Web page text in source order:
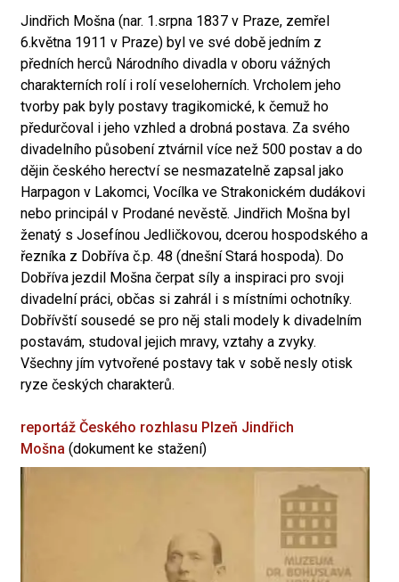
Jindřich Mošna (nar. 1.srpna 1837 v Praze, zemřel
6.května 1911 v Praze) byl ve své době jedním z
předních herců Národního divadla v oboru vážných
charakterních rolí i rolí veseloherních. Vrcholem jeho
tvorby pak byly postavy tragikomické, k čemuž ho
předurčoval i jeho vzhled a drobná postava. Za svého
divadelního působení ztvárnil více než 500 postav a do
dějin českého herectví se nesmazatelně zapsal jako
Harpagon v Lakomci, Vocílka ve Strakonickém dudákovi
nebo principál v Prodané nevěstě. Jindřich Mošna byl
ženatý s Josefínou Jedličkovou, dcerou hospodského a
řezníka z Dobříva č.p. 48 (dnešní Stará hospoda). Do
Dobříva jezdil Mošna čerpat síly a inspiraci pro svoji
divadelní práci, občas si zahrál i s místními ochotníky.
Dobřívští sousedé se pro něj stali modely k divadelním
postavám, studoval jejich mravy, vztahy a zvyky.
Všechny jím vytvořené postavy tak v sobě nesly otisk
ryze českých charakterů.
reportáž Českého rozhlasu Plzeň Jindřich
Mošna (dokument ke stažení)